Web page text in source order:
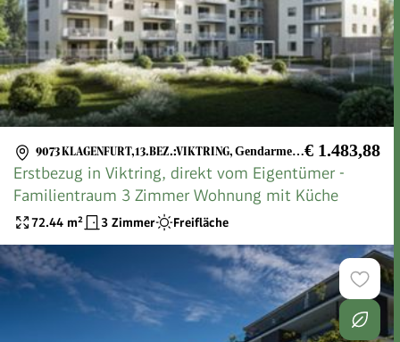
9073 KLAGENFURT,13.BEZ.:VIKTRING, Gendarmeriestraße 2B/25 € 1.483,88
Erstbezug in Viktring, direkt vom Eigentümer -
Familientraum 3 Zimmer Wohnung mit Küche
72.44 m² 3 Zimmer Freifläche